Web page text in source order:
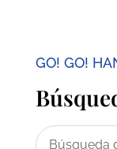
GO! GO!